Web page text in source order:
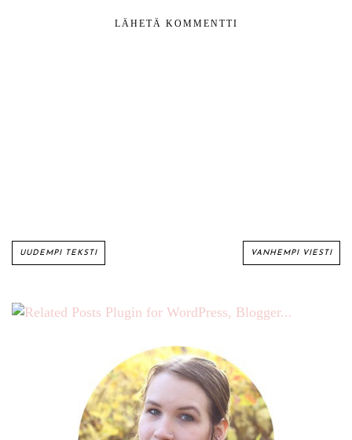
LÄHETÄ KOMMENTTI
UUDEMPI TEKSTI VANHEMPI VIESTI